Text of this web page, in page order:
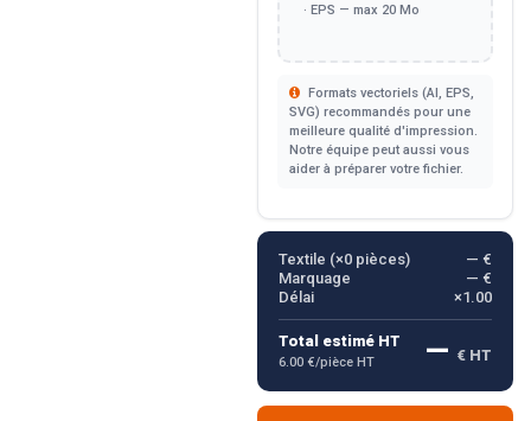
· EPS — max 20 Mo
Formats vectoriels (AI, EPS,
SVG) recommandés pour une
meilleure qualité d'impression.
Notre équipe peut aussi vous
aider à préparer votre fichier.
Textile (×0pièces)
— €
Marquage
— €
Délai
×1.00
Total estimé HT
6.00 €/pièce HT — € HT